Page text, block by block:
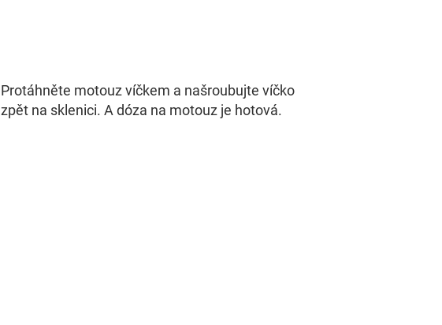
Protáhněte motouz víčkem a našroubujte víčko
zpět na sklenici. A dóza na motouz je hotová.